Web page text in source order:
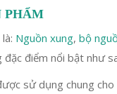
PHẨM
Nguồn xung, bộ
điểm nổi bật như
sử dụng chung